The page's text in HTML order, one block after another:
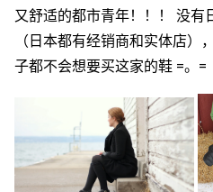
又舒适的都市青年！！！ 没有
（日本都有经销商和实体店）
子都不会想要买这家的鞋 =。=